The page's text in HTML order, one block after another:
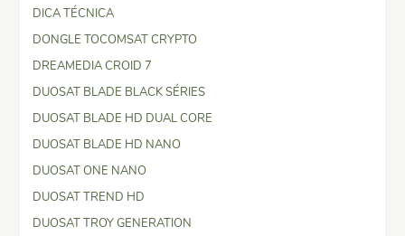
DICA TÉCNICA
DONGLE TOCOMSAT CRYPTO
DREAMEDIA CROID 7
DUOSAT BLADE BLACK SÉRIES
DUOSAT BLADE HD DUAL CORE
DUOSAT BLADE HD NANO
DUOSAT ONE NANO
DUOSAT TREND HD
DUOSAT TROY GENERATION